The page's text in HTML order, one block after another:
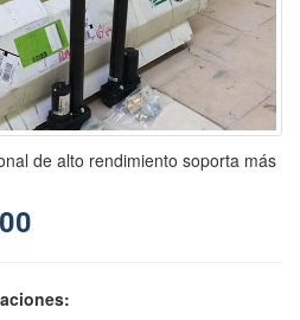
de alto rendimiento soporta más